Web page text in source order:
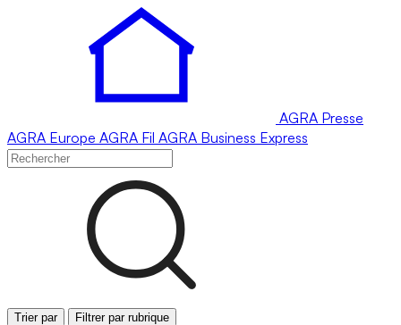
AGRA Presse
AGRA Europe AGRA Fil AGRA Business Express
Trier par Filtrer par rubrique